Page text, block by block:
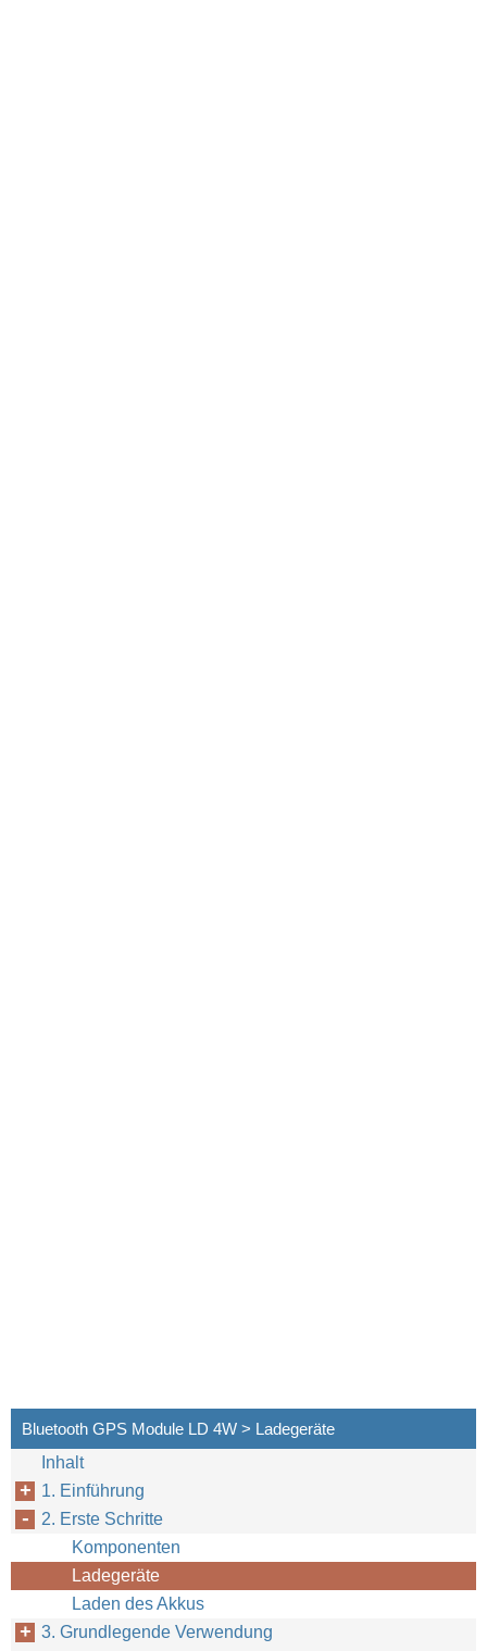
Bluetooth GPS Module LD 4W > Ladegeräte
Inhalt
1. Einführung
2. Erste Schritte
Komponenten
Ladegeräte
Laden des Akkus
3. Grundlegende Verwendung